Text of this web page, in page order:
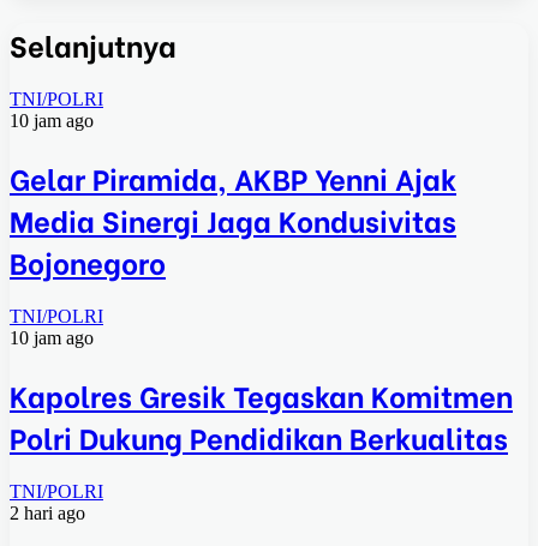
Selanjutnya
TNI/POLRI
10 jam ago
Gelar Piramida, AKBP Yenni Ajak
Media Sinergi Jaga Kondusivitas
Bojonegoro
TNI/POLRI
10 jam ago
Kapolres Gresik Tegaskan Komitmen
Polri Dukung Pendidikan Berkualitas
TNI/POLRI
2 hari ago